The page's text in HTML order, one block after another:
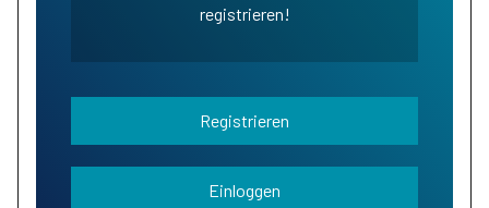
registrieren!
Registrieren
Einloggen